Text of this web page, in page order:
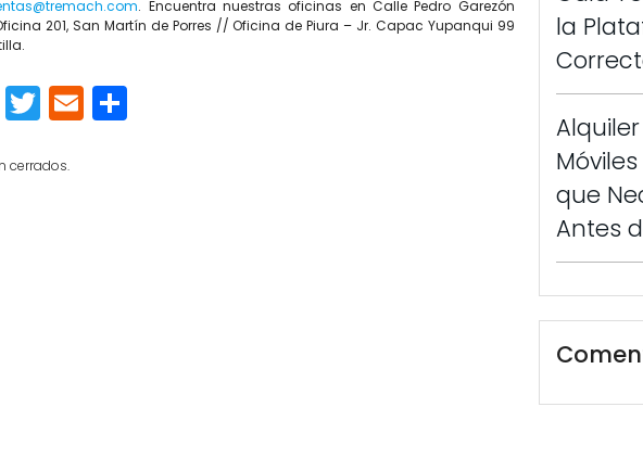
. Encuentra nuestras oficinas en Calle Pedro Garezón
201, San Martín de Porres // Oficina de Piura – Jr. Capac Yupanqui 99
Twitter
EmailCompartir
cerrados.
la
que
Antes